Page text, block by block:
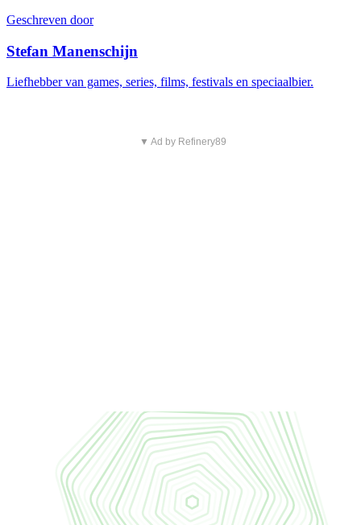
Geschreven door
Stefan Manenschijn
Liefhebber van games, series, films, festivals en speciaalbier.
▼ Ad by Refinery89